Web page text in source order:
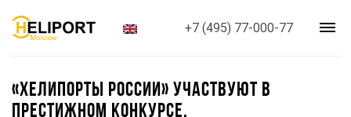
+7 (495) 77-000-77
«ХЕЛИПОРТЫ РОССИИ» УЧАСТВУЮТ В
ПРЕСТИЖНОМ КОНКУРСЕ.